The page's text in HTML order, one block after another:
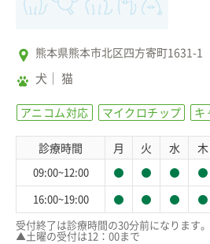
熊本県熊本市北区四方寄町1631-1
犬 猫
アニコム対応 マイクロチップ キ
診療時間 月 火 水 木
09:00~12:00
16:00~19:00
受付終了は診療時間の30分前になります。
▲土曜の受付は12：00まで